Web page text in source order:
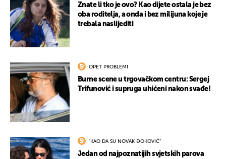
Znate li tko je ovo? Kao dijete ostala je bez
oba roditelja, a onda i bez milijuna koje je
trebala naslijediti
OPET PROBLEMI
Burne scene u trgovačkom centru: Sergej
Trifunović i supruga uhićeni nakon svađe!
"KAO DA SU NOVAK ĐOKOVIĆ"
Jedan od najpoznatijih svjetskih parova